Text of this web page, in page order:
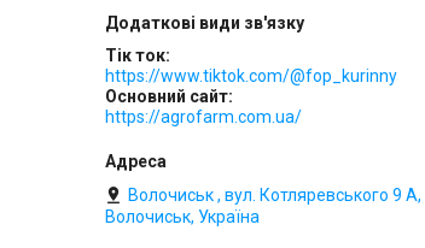
Тік ток
https://www.tiktok.com/@fop_kurinny
Основний сайт
https://agrofarm.com.ua/
Волочиськ , вул. Котляревського 9 А,
Волочиськ, Україна